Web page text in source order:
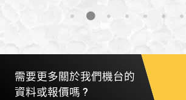
需要更多關於我們機台的
資料或報價嗎 ?